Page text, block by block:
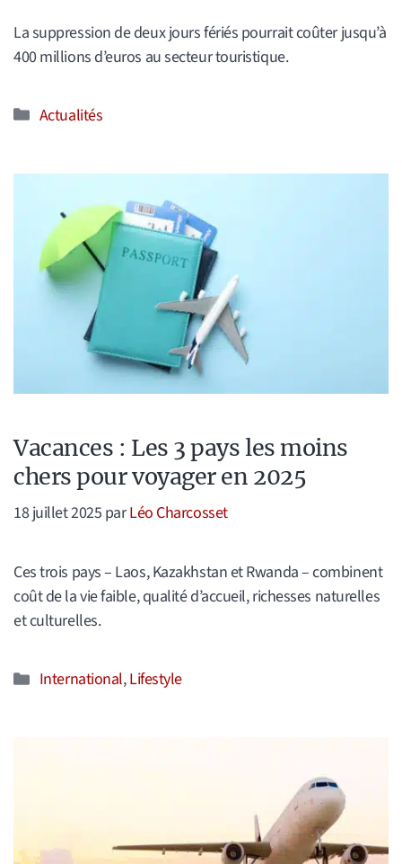
La suppression de deux jours fériés pourrait coûter jusqu’à
400 millions d’euros au secteur touristique.
Catégories
Actualités
Vacances : Les 3 pays les moins
chers pour voyager en 2025
18 juillet 2025 parLéo Charcosset
Ces trois pays – Laos, Kazakhstan et Rwanda – combinent
coût de la vie faible, qualité d’accueil, richesses naturelles
et culturelles.
Catégories
International,Lifestyle